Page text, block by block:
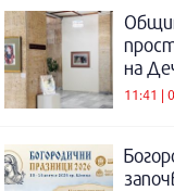
на
11:41 |